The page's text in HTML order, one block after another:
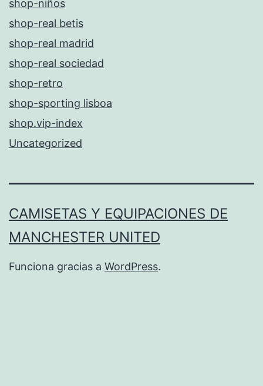
shop-niños
shop-real betis
shop-real madrid
shop-real sociedad
shop-retro
shop-sporting lisboa
shop.vip-index
Uncategorized
CAMISETAS Y EQUIPACIONES DE
MANCHESTER UNITED
Funciona gracias a WordPress.